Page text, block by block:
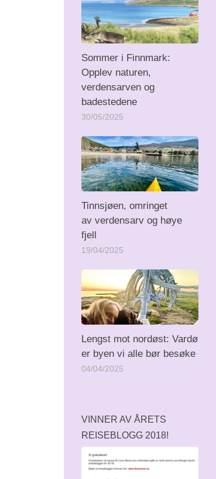
Sommer i Finnmark:
Opplev naturen,
verdensarven og
badestedene
30/05/2025
Tinnsjøen, omringet
av verdensarv og høye
fjell
19/04/2025
Lengst mot nordøst: Vardø
er byen vi alle bør besøke
04/04/2025
VINNER AV ÅRETS
REISEBLOGG 2018!